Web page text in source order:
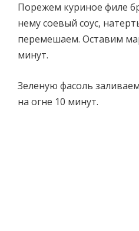
Порежем куриное филе
нему соевый соус,
перемешаем. Оставим
минут.
Зеленую фасоль
на огне 10 минут.